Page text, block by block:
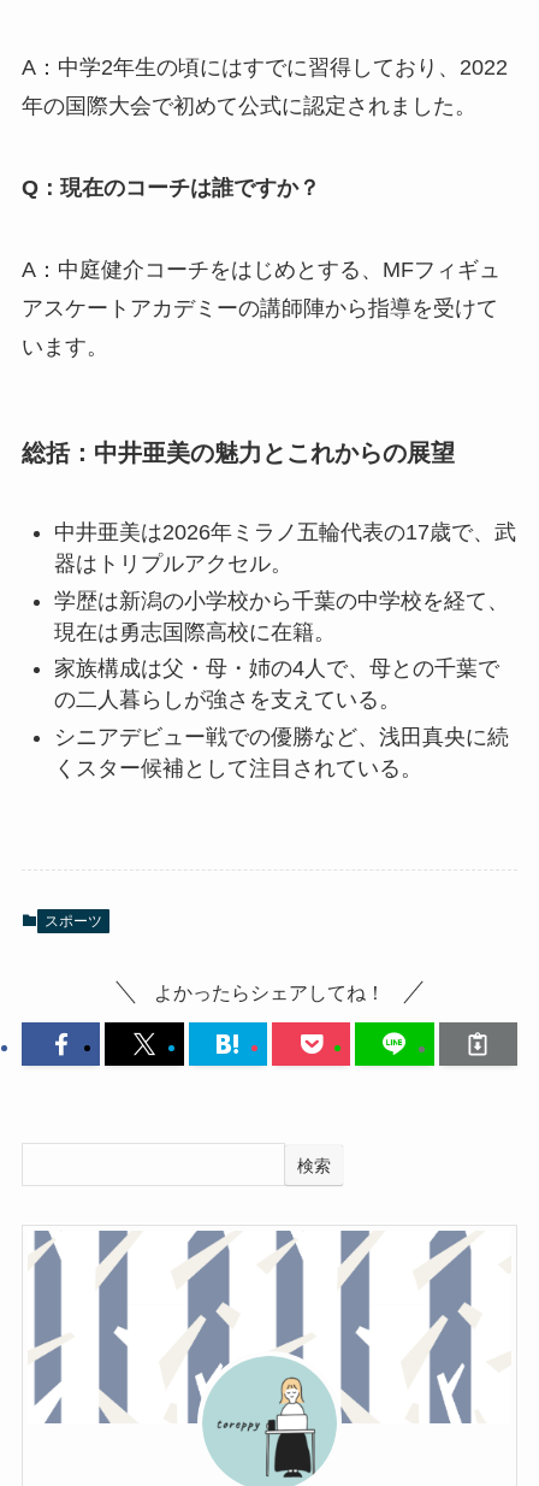
A：中学2年生の頃にはすでに習得しており、2022
年の国際大会で初めて公式に認定されました。
Q：現在のコーチは誰ですか？
A：中庭健介コーチをはじめとする、MFフィギュ
アスケートアカデミーの講師陣から指導を受けて
います。
総括：中井亜美の魅力とこれからの展望
中井亜美は2026年ミラノ五輪代表の17歳で、武
器はトリプルアクセル。
学歴は新潟の小学校から千葉の中学校を経て、
現在は勇志国際高校に在籍。
家族構成は父・母・姉の4人で、母との千葉で
の二人暮らしが強さを支えている。
シニアデビュー戦での優勝など、浅田真央に続
くスター候補として注目されている。
スポーツ
よかったらシェアしてね！
検索